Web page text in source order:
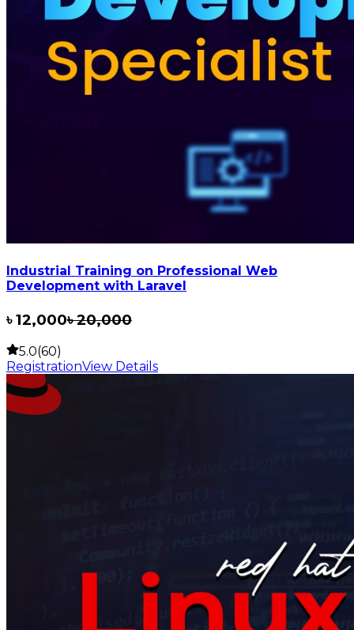
Industrial Training on Professional Web
Development with Laravel
৳12,000৳20,000
5.0(60)
RegistrationView Details